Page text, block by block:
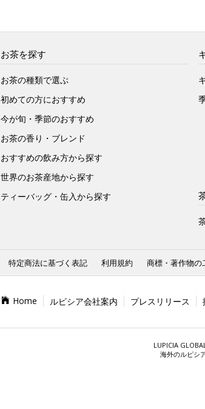
お茶を探す
お茶の種類で選ぶ
初めての方におすすめ
今が旬・季節のおすすめ
お茶の香り・ブレンド
おすすめの飲み方から探す
世界のお茶産地から探す
ティーバッグ・缶入から探す
特定商法に基づく表記 利用規約 商標・著作物の
Home ルピシア会社案内 プレスリリース
LUPICIA
海外のルピシ